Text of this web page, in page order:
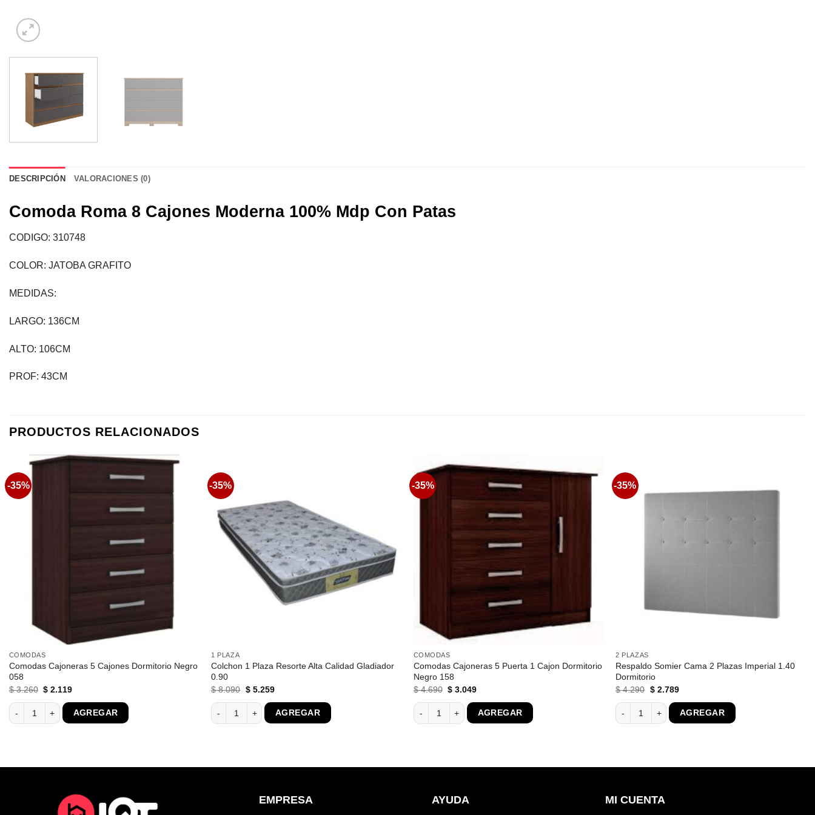
DESCRIPCIÓN VALORACIONES (0)
Comoda Roma 8 Cajones Moderna 100% Mdp Con Patas
CODIGO: 310748
COLOR: JATOBA GRAFITO
MEDIDAS:
LARGO: 136CM
ALTO: 106CM
PROF: 43CM
PRODUCTOS RELACIONADOS
-35%
COMODAS
Comodas Cajoneras 5 Cajones Dormitorio Negro
058
$3.260 El
original
era:
$ 3.260.
$ 2.119El
es:
$ 2.119.
Comodas Cajoneras 5 Cajones Dormitorio Negro 058 cantidad
AGREGAR
-35%
1 PLAZA
Colchon 1 Plaza Resorte Alta Calidad Gladiador
0.90
$8.090 El
original
era:
$ 8.090.
$5.259El
es:
$ 5.259.
Colchon 1 Plaza Resorte Alta Calidad Gladiador 0.90 cantidad
AGREGAR
-35%
COMODAS
Comodas Cajoneras 5 Puerta 1 Cajon Dormitorio
Negro 158
$4.690 El
original
era:
$ 4.690.
$ 3.049El
es:
$ 3.049.
Comodas Cajoneras 5 Puerta 1 Cajon Dormitorio Negro 158 cantidad
AGREGAR
-35% Favoritos
2 PLAZAS
Respaldo Somier Cama 2 Plazas Imperial 1.40
Dormitorio
$4.290 El
original
era:
$ 4.290.
$2.789El
es:
$ 2.789.
Respaldo Somier Cama 2 Plazas Imperial 1.40
AGREGAR
S cantidad
EMPRESA AYUDA MI CUENTA